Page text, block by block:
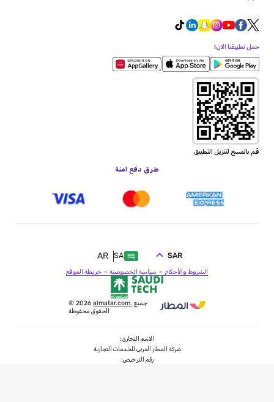
حمل تطبيقنا الآن!
قم بالمسح لتنزيل التطبيق
طرق دفع آمنة
© 2026almatar.com. جميع
الحقوق محفوظة
SA
AR SAR
الشروط والأحكام سياسة الخصوصية خريطة الموقع
الاسم التجاري:
شركة المطار العربي للخدمات التجارية
رقم الترخيص: